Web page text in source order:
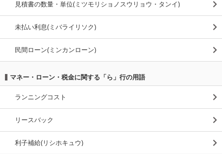
見積書の数量・単位(ミツモリショノスウリョウ・タンイ)
未払い利息(ミバライリソク)
民間ローン(ミンカンローン)
マネー・ローン・税金に関する「ら」行の用語
ランニングコスト
リースバック
利子補給(リシホキュウ)